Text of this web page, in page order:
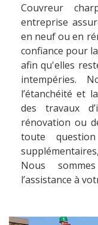
Couvreur
entreprise
en neuf ou en
confiance pour
afin qu'elles
intempéries.
l’étanchéité et
des travaux
rénovation ou
toute
Nous
l’assistance à